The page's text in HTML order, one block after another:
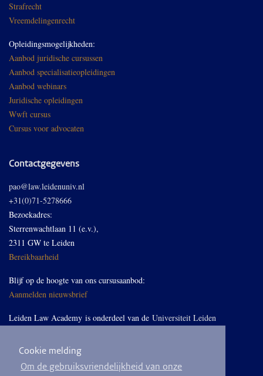
Cookie melding
Om de gebruiksvriendelijkheid van onze
Strafrecht
Vreemdelingenrecht
Opleidingsmogelijkheden:
Aanbod juridische cursussen
Aanbod specialisatieopleidingen
Aanbod webinars
Juridische opleidingen
Wwft cursus
Cursus voor advocaten
Contactgegevens
pao@law.leidenuniv.nl
+31(0)71-5278666
Bezoekadres:
Sterrenwachtlaan 11 (e.v.),
2311 GW te Leiden
Bereikbaarheid
Blijf op de hoogte van ons cursusaanbod:
Aanmelden nieuwsbrief
Leiden Law Academy is onderdeel van de Universiteit Leiden
Volg ons op LinkedIn